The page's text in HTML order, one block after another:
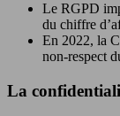
Le RGPD
du chiffre
En 2022, la
non-respect
La